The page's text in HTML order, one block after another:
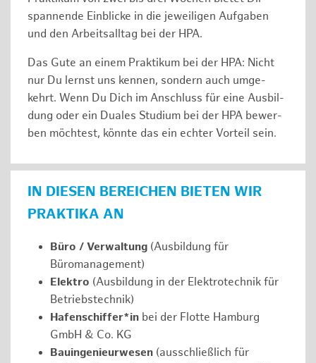
span­nen­de Ein­bli­cke in die jeweiligen Aufgaben
und den Ar­beits­all­tag bei der HPA.
Das Gute an einem Praktikum bei der HPA: Nicht
nur Du lernst uns ken­nen, son­dern auch um­ge­
kehrt. Wenn Du Dich im An­schluss für eine Aus­bil­
dung oder ein Duales Studium bei der HPA be­wer­
ben möch­test, könnte das ein ech­ter Vor­teil sein.
IN DIESEN BEREICHEN BIETEN WIR
PRAKTIKA AN
Büro / Verwaltung (Ausbildung für
Büromanagement)
Elektro (Ausbildung in der Elektrotechnik für
Betriebstechnik)
Hafenschiffer*in bei der Flotte Hamburg
GmbH & Co. KG
Bauingenieurwesen (ausschließlich für